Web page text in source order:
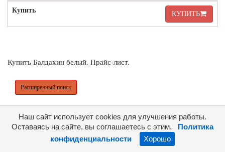
КУПИТЬ
Купить Балдахин белый. Прайс-лист.
Расширенный поиск
Наш сайт использует cookies для улучшения работы.
Оставаясь на сайте, вы соглашаетесь с этим.
Политика
конфиденциальности
Хорошо